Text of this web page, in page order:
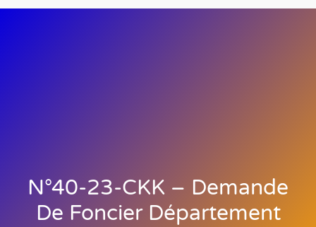
N°40-23-CKK – Demande
De Foncier Département